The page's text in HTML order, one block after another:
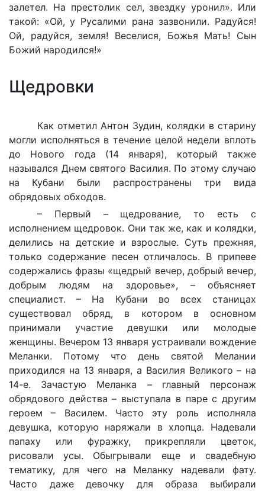
залетел. На престолик сел, звездку уронил». Или
такой: «Ой, у Русалими рана зазвонили. Радуйся!
Ой, радуйся, земля! Веселися, Божья Мать! Сын
Божий народился!»
Щедровки
Как отметил Антон Зудин, колядки в старину
могли исполняться в течение целой недели вплоть
до Нового года (14 января), который также
назывался Днем святого Василия. По этому случаю
на Кубани были распространены три вида
обрядовых обходов.
– Первый – щедрование, то есть с
исполнением щедровок. Они так же, как и колядки,
делились на детские и взрослые. Суть прежняя,
только содержание песен отличалось. В припеве
содержались фразы «щедрый вечер, добрый вечер,
добрым людям на здоровье», – объясняет
специалист. – На Кубани во всех станицах
существовал обряд, в котором в основном
принимали участие девушки или молодые
женщины. Вечером 13 января устраивали вождение
Меланки. Потому что день святой Мелании
приходился на 13 января, а Василия Великого – на
14-е. Зачастую Меланка – главный персонаж
обрядового действа – выступала в паре с другим
героем – Василем. Часто эту роль исполняла
девушка, которую наряжали в хлопца. Надевали
папаху или фуражку, прикрепляли цветок,
рисовали усы. Обыгрывали еще и свадебную
тематику, для чего на Меланку надевали фату.
Часто даже девочку для образа выбирали